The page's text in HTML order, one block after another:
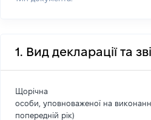
1. Вид декларації та
Щорічна
особи, уповноваженої на
попередній рік)